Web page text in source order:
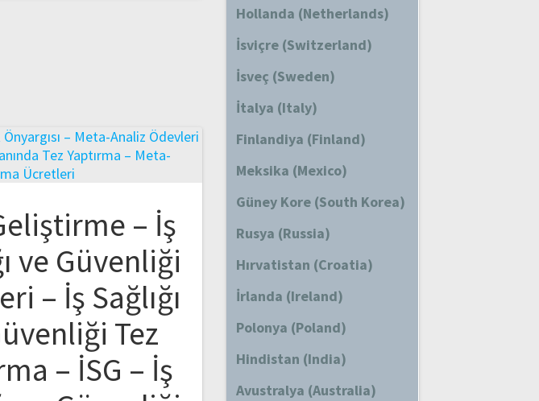
– İş
ve Güvenliği
– İş Sağlığı
Tez
– İSG – İş
Hollanda (Netherlands)
İsviçre (Switzerland)
İsveç (Sweden)
İtalya (Italy)
Finlandiya (Finland)
Meksika (Mexico)
Güney Kore (South Korea)
Rusya (Russia)
Hırvatistan (Croatia)
İrlanda (Ireland)
Polonya (Poland)
Hindistan (India)
Avustralya (Australia)